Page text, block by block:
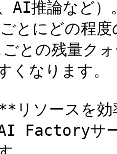
AI推論など）
とにどの程
との残量ク
くなります。
リソースを
Factoryサ